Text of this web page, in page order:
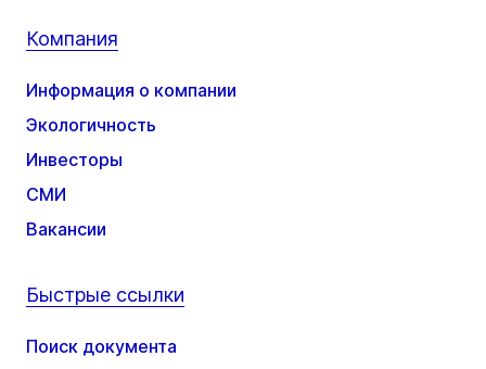
Компания
Информация о компании
Экологичность
Инвесторы
СМИ
Вакансии
Быстрые ссылки
Поиск документа